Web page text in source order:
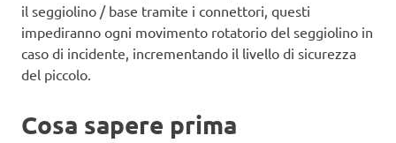
il seggiolino / base tramite i connettori, questi
impediranno ogni movimento rotatorio del seggiolino in
caso di incidente, incrementando il livello di sicurezza
del piccolo.
Cosa sapere prima